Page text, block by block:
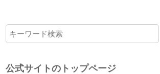
公式サイトのトップページ